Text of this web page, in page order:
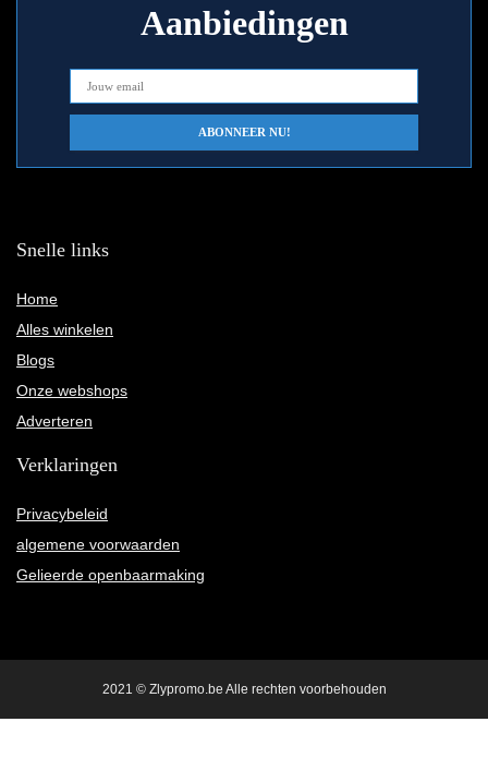
Aanbiedingen
Snelle links
Home
Alles winkelen
Blogs
Onze webshops
Adverteren
Verklaringen
Privacybeleid
algemene voorwaarden
Gelieerde openbaarmaking
2021 © Zlypromo.be Alle rechten voorbehouden